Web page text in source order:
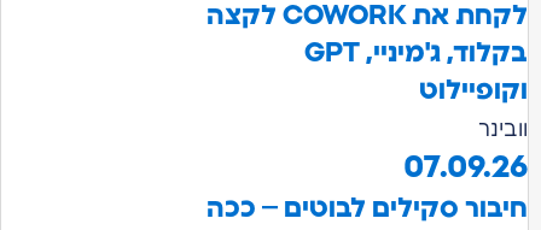
לקחת את COWORK לקצה
בקלוד, ג'מיניי, GPT
וקופיילוט
וובינר
07.09.26
חיבור סקילים לבוטים – ככה